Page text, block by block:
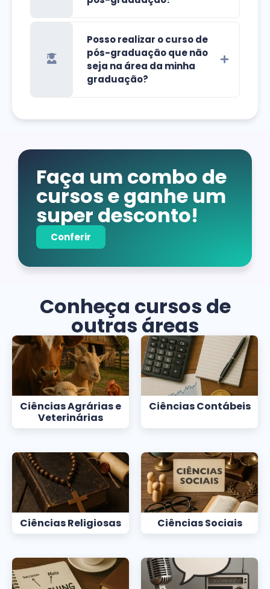
Posso realizar o curso de
pós-graduação que não
seja na área da minha
graduação?
Faça um combo de
cursos e ganhe um
super desconto!
Conferir
Conheça cursos de
outras áreas
Ciências Agrárias e
Veterinárias
Ciências Contábeis
Ciências Religiosas Ciências Sociais